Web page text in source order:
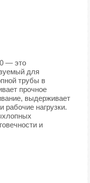
— это
для
трубы в
прочное
выдерживает
рабочие нагрузки.
и